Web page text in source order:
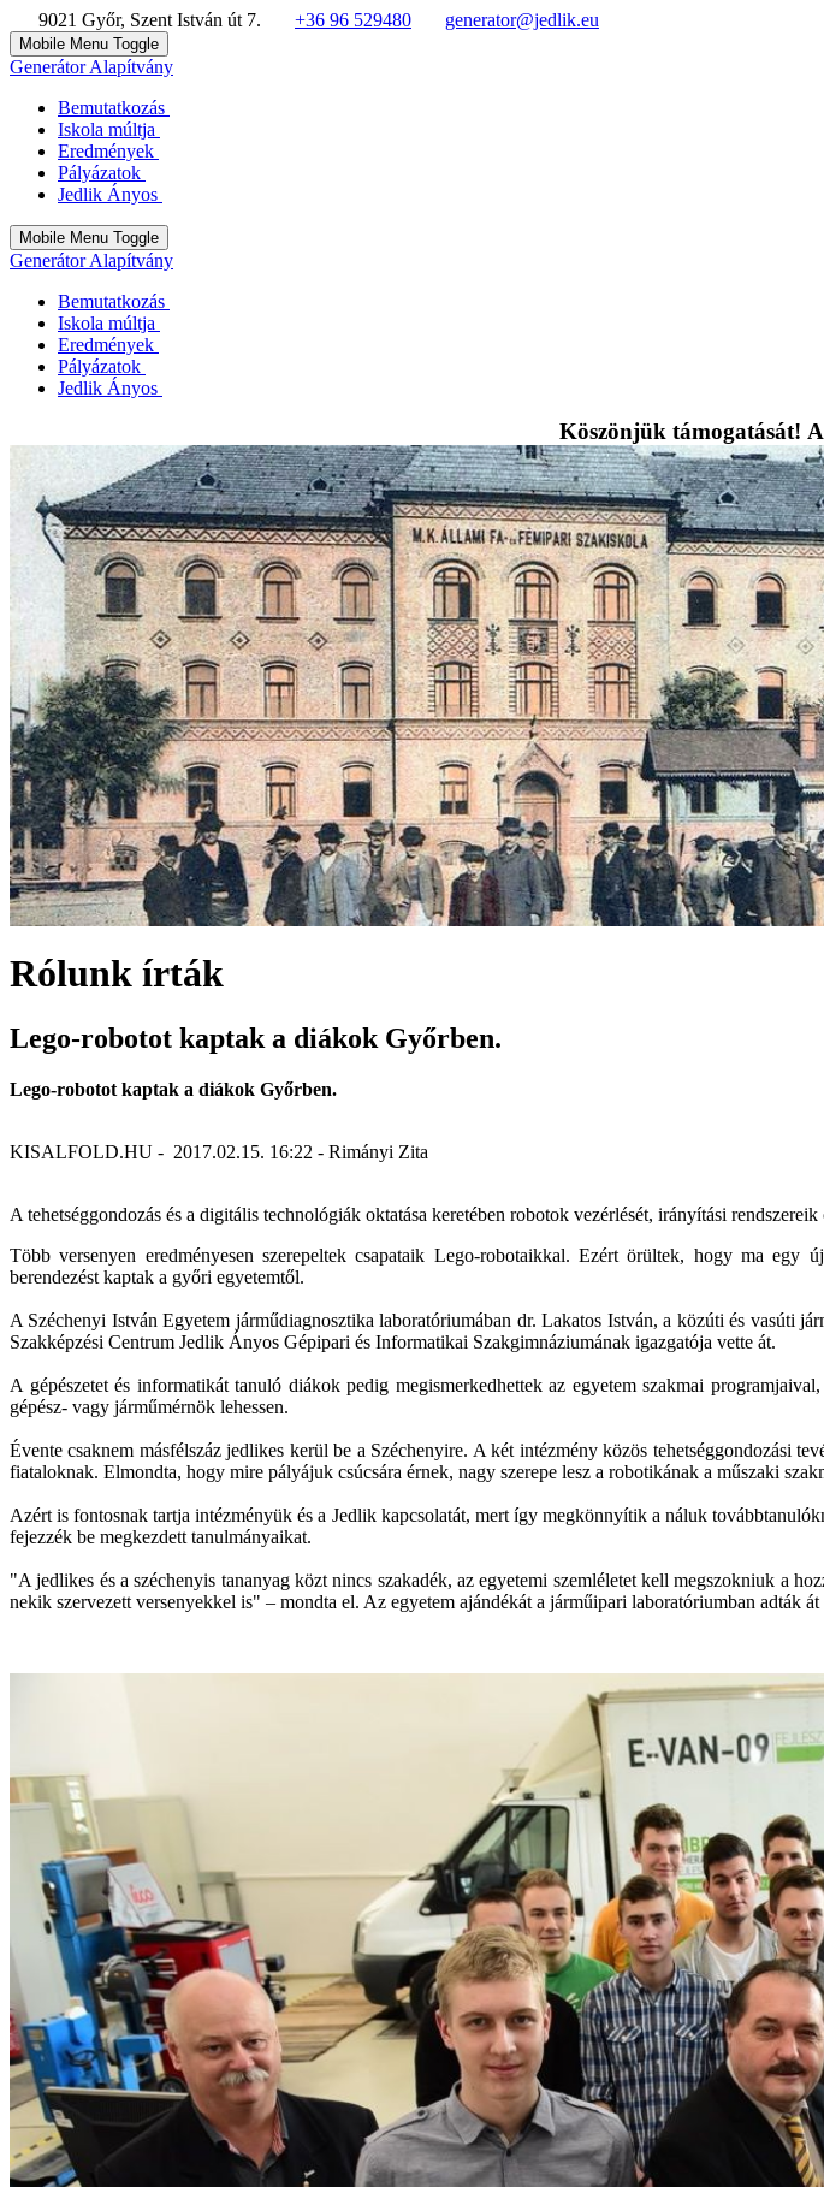
9021 Győr, Szent István út 7. +36 96 529480 generator@jedlik.eu
Mobile Menu Toggle
Generátor Alapítvány
Bemutatkozás
Iskola múltja
Eredmények
Pályázatok
Jedlik Ányos
Mobile Menu Toggle
Generátor Alapítvány
Bemutatkozás
Iskola múltja
Eredmények
Pályázatok
Jedlik Ányos
Köszönjük támogatását!
Rólunk írták
Lego-robotot kaptak a diákok Győrben.
Lego-robotot kaptak a diákok Győrben.
KISALFOLD.HU - 2017.02.15. 16:22 - Rimányi Zita
A tehetséggondozás és a digitális technológiák oktatása keretében robotok vezérlését, irányítási
Több versenyen eredményesen szerepeltek csapataik Lego-robotaikkal. Ezért örültek, hogy ma
berendezést kaptak a győri egyetemtől.
A Széchenyi István Egyetem járműdiagnosztika laboratóriumában dr. Lakatos István, a közúti és vasúti
Szakképzési Centrum Jedlik Ányos Gépipari és Informatikai Szakgimnáziumának igazgatója vette át.
A gépészetet és informatikát tanuló diákok pedig megismerkedhettek az egyetem szakmai
gépész- vagy járműmérnök lehessen.
Évente csaknem másfélszáz jedlikes kerül be a Széchenyire. A két intézmény közös tehetséggondozási
fiataloknak. Elmondta, hogy mire pályájuk csúcsára érnek, nagy szerepe lesz a robotikának a műszaki
Azért is fontosnak tartja intézményük és a Jedlik kapcsolatát, mert így megkönnyítik a náluk
fejezzék be megkezdett tanulmányaikat.
"A jedlikes és a széchenyis tananyag közt nincs szakadék, az egyetemi szemléletet kell megszokniuk a
nekik szervezett versenyekkel is" – mondta el. Az egyetem ajándékát a járműipari laboratóriumban adták